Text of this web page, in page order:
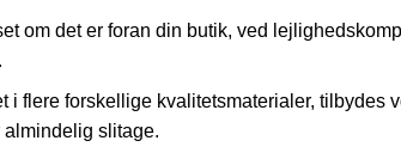
om det er foran din butik, ved
i flere forskellige kvalitetsmaterialer, tilbydes
slitage.